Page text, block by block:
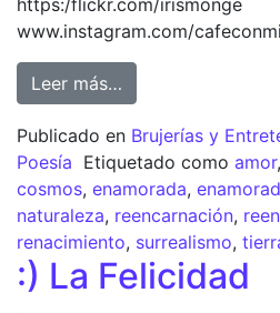
https:/flickr.com/irismonge
www.instagram.com/
Leer más…
Publicado en Brujerías y
Poesía Etiquetado como amor,
cosmos, enamorada,
naturaleza, reencarnación,
renacimiento, surrealismo,
:) La Felicidad